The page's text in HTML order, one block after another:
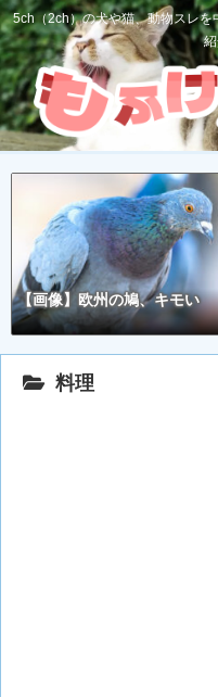
5ch（2ch）の犬や猫、動物スレ
【画像】欧州の鳩、キモい
料理